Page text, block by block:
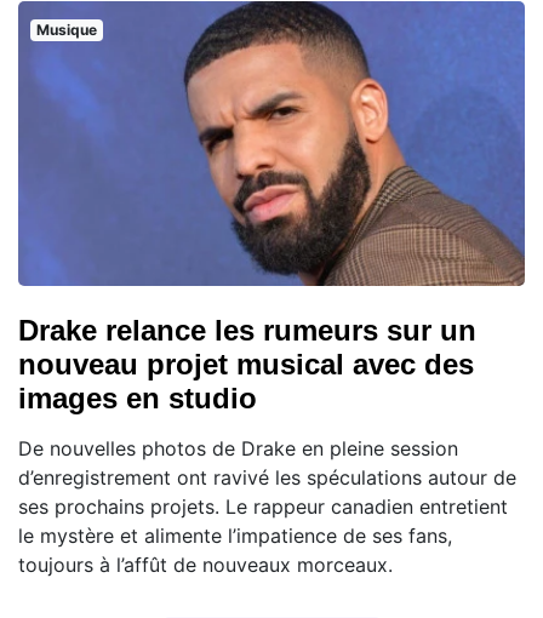
Musique
Drake relance les rumeurs sur un
nouveau projet musical avec des
images en studio
De nouvelles photos de Drake en pleine session
d’enregistrement ont ravivé les spéculations autour de
ses prochains projets. Le rappeur canadien entretient
le mystère et alimente l’impatience de ses fans,
toujours à l’affût de nouveaux morceaux.